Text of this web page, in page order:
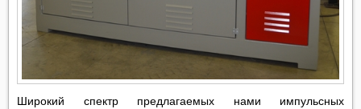
Широкий спектр предлагаемых нами импульсных